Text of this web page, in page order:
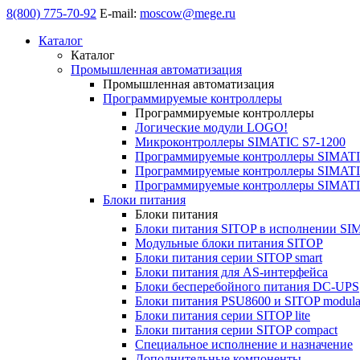
8(800) 775-70-92 E-mail: moscow@mege.ru
Каталог
Каталог
Промышленная автоматизация
Промышленная автоматизация
Программируемые контроллеры
Программируемые контроллеры
Логические модули LOGO!
Микроконтроллеры SIMATIC S7-1200
Программируемые контроллеры
Программируемые контроллеры
Программируемые контроллеры
Блоки питания
Блоки питания
Блоки питания SITOP в исполнении
Модульные блоки питания SITOP
Блоки питания серии SITOP smart
Блоки питания для AS-интерфейса
Блоки бесперебойного питания DC-UPS
Блоки питания PSU8600 и SITOP
Блоки питания серии SITOP lite
Блоки питания серии SITOP compact
Специальное исполнение и назначение